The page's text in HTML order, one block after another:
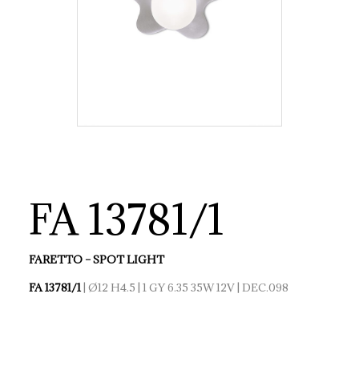
FA 13781/1
FARETTO – SPOT LIGHT
FA 13781/1| Ø12 H4.5 | 1 GY 6.35 35W 12V | DEC.098